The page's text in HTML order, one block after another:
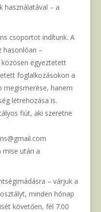
használatával – a
csoportot indítunk. A
hasonlóan –
egyeztetett
foglalkozásokon a
megismerése, hanem
létrehozása is.
fiút, aki szeretne
mise után a
– várjuk a
minden hónap
követően, fél 7.00